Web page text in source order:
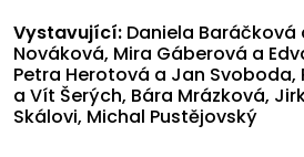
Vystavující: Daniela Baráčková
Nováková, Mira Gáberová a
Petra Herotová a Jan Svoboda,
a Vít Šerých, Bára Mrázková,
Skálovi, Michal Pustějovský